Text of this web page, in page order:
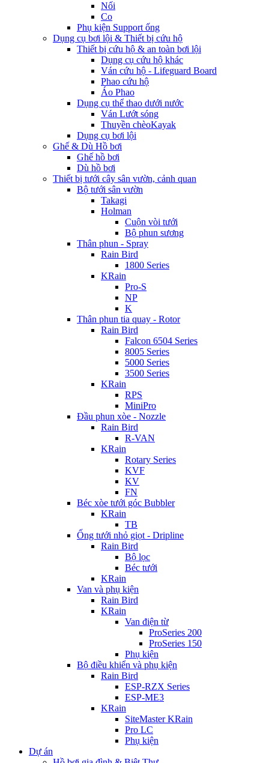
Nối
Co
Phụ kiện Support ống
Dụng cụ bơi lội & Thiết bị cứu hộ
Thiết bị cứu hộ & an toàn bơi lội
Dụng cụ cứu hộ khác
Ván cứu hộ - Lifeguard Board
Phao cứu hộ
Áo Phao
Dụng cụ thể thao dưới nước
Ván Lướt sóng
Thuyền chèoKayak
Dụng cụ bơi lội
Ghế & Dù Hồ bơi
Ghế hồ bơi
Dù hồ bơi
Thiết bị tưới cây sân vườn, cảnh quan
Bộ tưới sân vườn
Takagi
Holman
Cuộn vòi tưới
Bộ phun sương
Thân phun - Spray
Rain Bird
1800 Series
KRain
Pro-S
NP
K
Thân phun tia quay - Rotor
Rain Bird
Falcon 6504 Series
8005 Series
5000 Series
3500 Series
KRain
RPS
MiniPro
Đầu phun xòe - Nozzle
Rain Bird
R-VAN
KRain
Rotary Series
KVF
KV
FN
Béc xòe tưới góc Bubbler
KRain
TB
Ống tưới nhỏ giọt - Dripline
Rain Bird
Bộ lọc
Béc tưới
KRain
Van và phụ kiện
Rain Bird
KRain
Van điện từ
ProSeries 200
ProSeries 150
Phụ kiện
Bộ điều khiển và phụ kiện
Rain Bird
ESP-RZX Series
ESP-ME3
KRain
SiteMaster KRain
Pro LC
Phụ kiện
Dự án